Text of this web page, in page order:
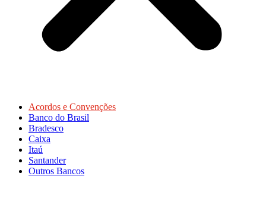
Acordos e Convenções
Banco do Brasil
Bradesco
Caixa
Itaú
Santander
Outros Bancos